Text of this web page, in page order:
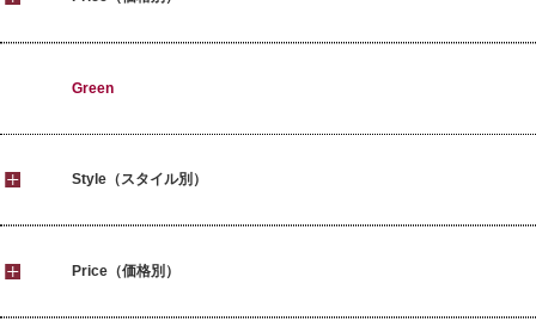
Green
Style（スタイル別）
Price（価格別）